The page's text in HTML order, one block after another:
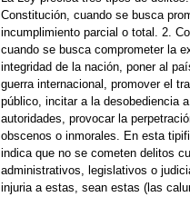
Constitución, cuando se busca
incumplimiento parcial o total. 2.
cuando se busca comprometer la
integridad de la nación, poner al
guerra internacional, promover el
público, incitar a la desobediencia
autoridades, provocar la
obscenos o inmorales. En esta
indica que no se cometen delitos
administrativos, legislativos o
injuria a estas, sean estas (las